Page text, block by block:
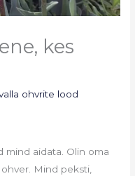
kes
ohvrite lood
mind aidata. Olin oma
Mind peksti,